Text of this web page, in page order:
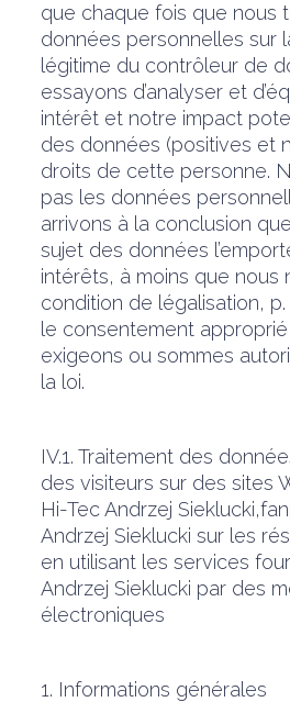
que chaque fois que nous
données personnelles sur
légitime du contrôleur de
essayons d’analyser et
intérêt et notre impact
des données (positives et
droits de cette personne.
pas les données
arrivons à la conclusion
sujet des données
intérêts, à moins que nous
condition de légalisation,
le consentement
exigeons ou sommes
la loi.
IV.1. Traitement des
des visiteurs sur des sites
Hi-Tec Andrzej
Andrzej Sieklucki sur les
en utilisant les services
Andrzej Sieklucki par des
électroniques
1. Informations générales